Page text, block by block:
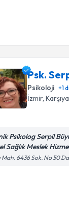
Psk.
Psikoloji +1
İzmir,
Psikolog Serpil
Sağlık Meslek
Mah. 6436 Sok. No 50